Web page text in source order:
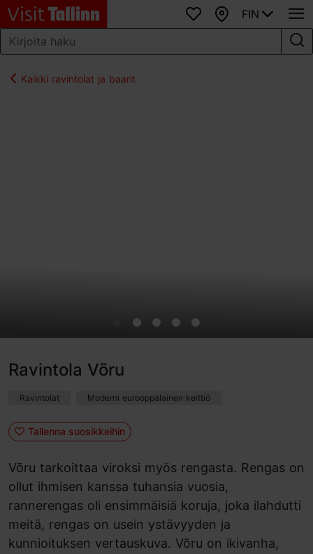
SuosikitKartta
FIN
Kaikki ravintolat ja baarit
Ravintola Võru
Ravintolat Moderni eurooppalainen keittiö
Tallenna suosikkeihin
Võru tarkoittaa viroksi myös rengasta. Rengas on
ollut ihmisen kanssa tuhansia vuosia,
rannerengas oli ensimmäisiä koruja, joka ilahdutti
meitä, rengas on usein ystävyyden ja
kunnioituksen vertauskuva. Võru on ikivanha,